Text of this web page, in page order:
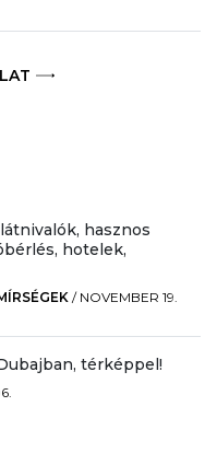
hasznos
hotelek,
/ NOVEMBER 19.
térképpel!